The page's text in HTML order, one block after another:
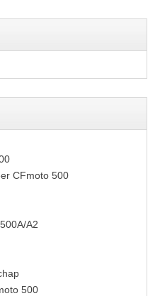
EN KETTING
300 STE
300ST 5E
350ST-2E
STIXE 250CC
EN FRAME
CFmoto 500
A2
500